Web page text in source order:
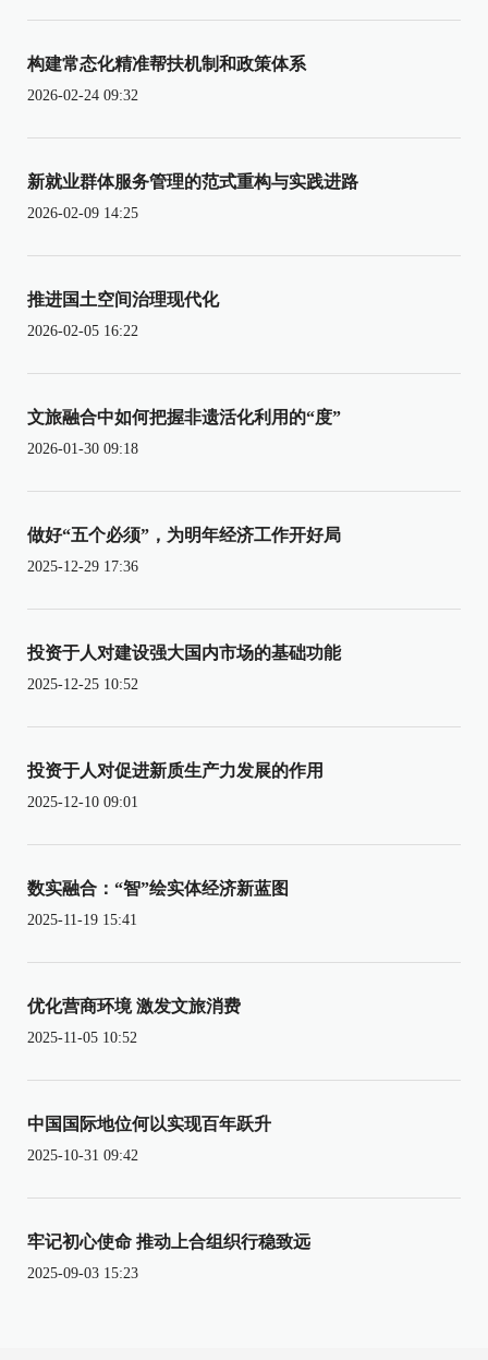
构建常态化精准帮扶机制和政策体系
2026-02-24 09:32
新就业群体服务管理的范式重构与实践进路
2026-02-09 14:25
推进国土空间治理现代化
2026-02-05 16:22
文旅融合中如何把握非遗活化利用的“度”
2026-01-30 09:18
做好“五个必须”，为明年经济工作开好局
2025-12-29 17:36
投资于人对建设强大国内市场的基础功能
2025-12-25 10:52
投资于人对促进新质生产力发展的作用
2025-12-10 09:01
数实融合：“智”绘实体经济新蓝图
2025-11-19 15:41
优化营商环境 激发文旅消费
2025-11-05 10:52
中国国际地位何以实现百年跃升
2025-10-31 09:42
牢记初心使命 推动上合组织行稳致远
2025-09-03 15:23